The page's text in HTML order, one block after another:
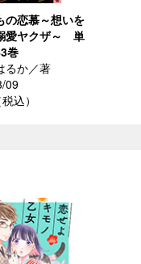
の恋慕～想いを
愛ヤクザ～ 単
巻
るか／著
09
込）